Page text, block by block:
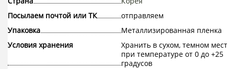
Посылаем почтой или ТК
отправляем
Упаковка
Металлизированная пленка
Условия хранения
Хранить в сухом, темном
при температуре от 0 до +25
градусов